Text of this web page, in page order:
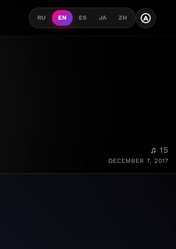
RU EN ES JA ZH A
♫ 15
DECEMBER 7, 2017